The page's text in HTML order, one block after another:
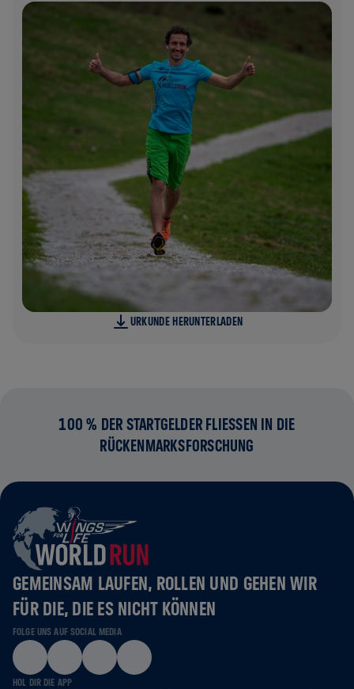
URKUNDE HERUNTERLADEN
100 % DER STARTGELDER FLIESSEN IN DIE R
ÜCKENMARKSFORSCHUNG
GEMEINSAM LAUFEN, ROLLEN UND GEHEN WIR
FÜR DIE, DIE ES NICHT KÖNNEN
FOLGE UNS AUF SOCIAL MEDIA
HOL DIR DIE APP